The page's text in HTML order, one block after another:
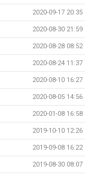
2020-09-17 20:35
2020-08-30 21:59
2020-08-28 08:52
2020-08-24 11:37
2020-08-10 16:27
2020-08-05 14:56
2020-01-08 16:58
2019-10-10 12:26
2019-09-08 16:22
2019-08-30 08:07